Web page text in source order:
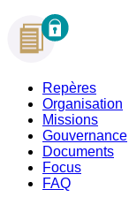
Repères
Organisation
Missions
Gouvernance
Documents
Focus
FAQ